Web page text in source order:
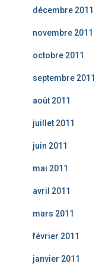
décembre 2011
novembre 2011
octobre 2011
septembre 2011
août 2011
juillet 2011
juin 2011
mai 2011
avril 2011
mars 2011
février 2011
janvier 2011